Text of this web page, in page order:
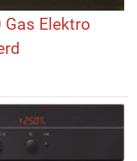
Gas Elektro